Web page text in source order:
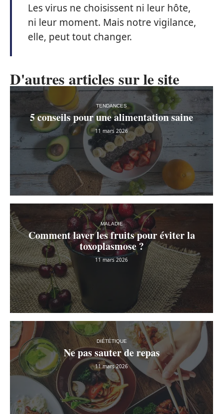
Les virus ne choisissent ni leur hôte,
ni leur moment. Mais notre vigilance,
elle, peut tout changer.
D'autres articles sur le site
TENDANCES
5 conseils pour une alimentation saine
11 mars 2026
MALADIE
Comment laver les fruits pour éviter la
toxoplasmose ?
11 mars 2026
DIÉTÉTIQUE
Ne pas sauter de repas
11 mars 2026